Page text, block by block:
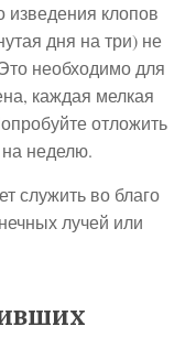
изведения клопов
дня на три) не
необходимо для
каждая мелкая
отложить
неделю.
служить во благо
лучей или